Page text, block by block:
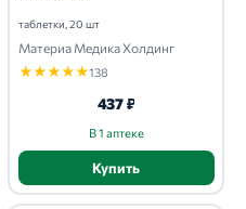
таблетки, 20 шт
Материа Медика Холдинг
★★★★★138
437 ₽
В 1 аптеке
Купить